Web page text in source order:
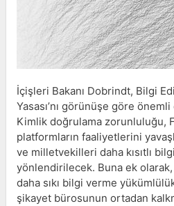
İçişleri Bakanı Dobrindt, Bilgi
Yasası’nı görünüşe göre
Kimlik doğrulama zorunluluğu,
platformların faaliyetlerini
ve milletvekilleri daha kısıtlı
yönlendirilecek. Buna ek
daha sıkı bilgi verme
şikayet bürosunun ortadan